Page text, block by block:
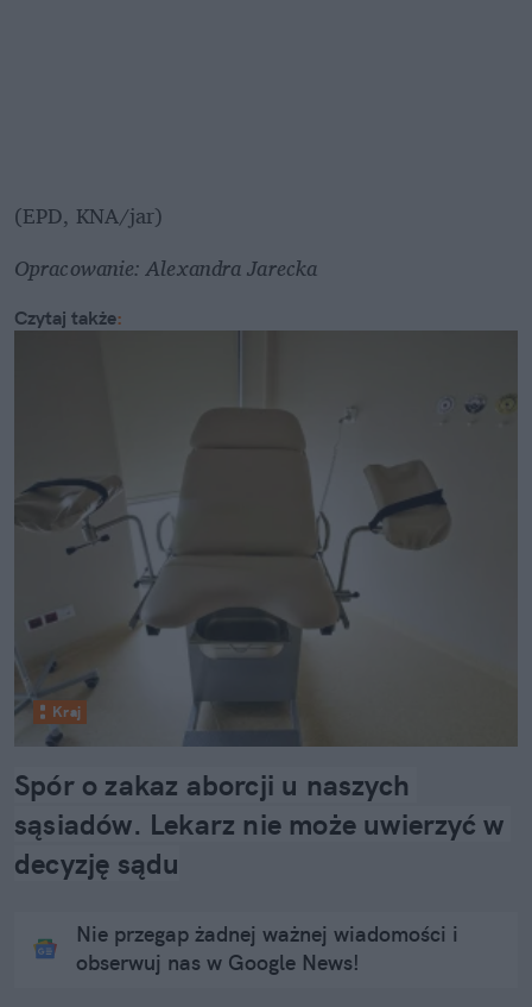
(EPD, KNA/jar)
Opracowanie: Alexandra Jarecka
Czytaj także:
Kraj
Spór o zakaz aborcji u naszych
sąsiadów. Lekarz nie może uwierzyć w
decyzję sądu
Nie przegap żadnej ważnej wiadomości i
obserwuj nas w Google News!